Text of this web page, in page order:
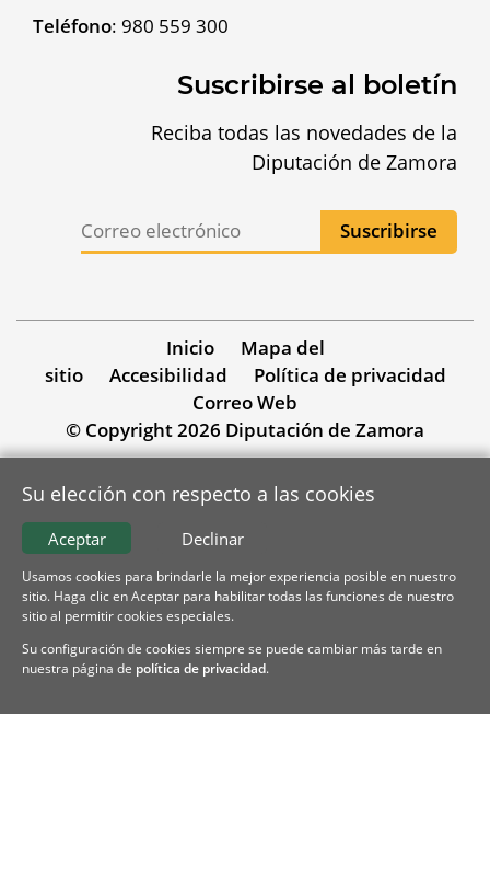
Teléfono: 980 559 300
Suscribirse al boletín
Reciba todas las novedades de la
Diputación de Zamora
Inicio
Mapa del
sitio
Accesibilidad
Política de privacidad
Correo Web
© Copyright 2026 Diputación de Zamora
Su elección con respecto a las cookies
Declinar
Aceptar
Usamos cookies para brindarle la mejor experiencia posible en nuestro
sitio. Haga clic en Aceptar para habilitar todas las funciones de nuestro
sitio al permitir cookies especiales.
Su configuración de cookies siempre se puede cambiar más tarde en
nuestra página de política de privacidad.